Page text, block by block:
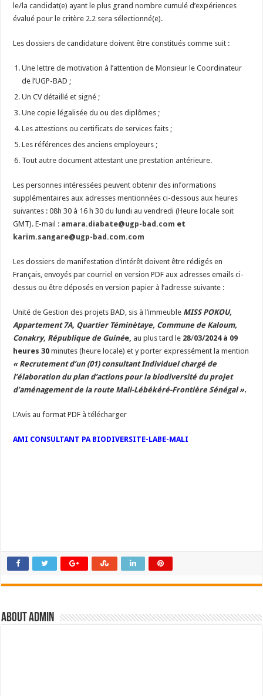
le/la candidat(e) ayant le plus grand nombre cumulé d’expériences
évalué pour le critère 2.2 sera sélectionné(e).
Les dossiers de candidature doivent être constitués comme suit :
Une lettre de motivation à l’attention de Monsieur le Coordinateur
de l’UGP-BAD ;
Un CV détaillé et signé ;
Une copie légalisée du ou des diplômes ;
Les attestions ou certificats de services faits ;
Les références des anciens employeurs ;
Tout autre document attestant une prestation antérieure.
Les personnes intéressées peuvent obtenir des informations
supplémentaires aux adresses mentionnées ci-dessous aux heures
suivantes : 08h 30 à 16 h 30 du lundi au vendredi (Heure locale soit
GMT). E-mail : amara.diabate@ugp-bad.com et
karim.sangare@ugp-bad.com.com
Les dossiers de manifestation d’intérêt doivent être rédigés en
Français, envoyés par courriel en version PDF aux adresses emails ci-
dessus ou être déposés en version papier à l’adresse suivante :
Unité de Gestion des projets BAD, sis à l’immeuble MISS POKOU,
Appartement 7A, Quartier Téminètaye, Commune de Kaloum,
Conakry, République de Guinée, au plus tard le 28/03/2024 à 09
heures 30 minutes (heure locale) et y porter expressément la mention
« Recrutementd’un (01) consultant Individuelchargé de
l’élaboration du plan d’actions pour la biodiversité du projet
d’aménagement de la route Mali-Lébékéré-Frontière Sénégal ».
L’Avis au format PDF à télécharger
AMI CONSULTANT PA BIODIVERSITE-LABE-MALI
About admin